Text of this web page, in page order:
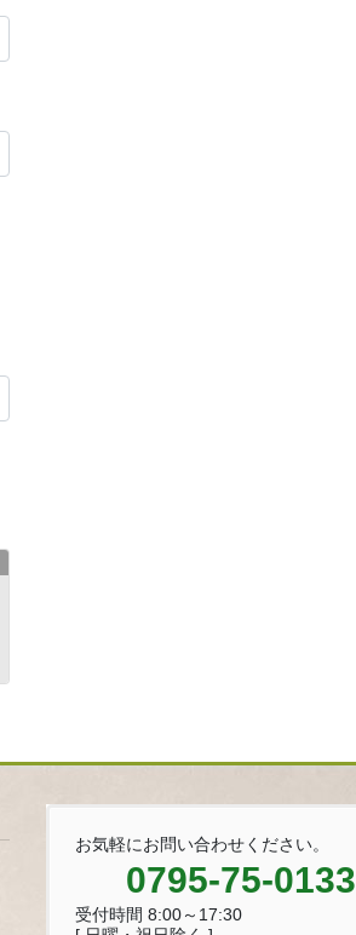
お気軽にお問い合わせください。
0795-75-0133
受付時間 8:00～17:30